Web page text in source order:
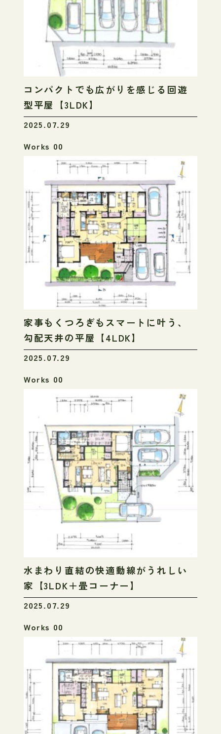
2025.07.29
コンパクトでも広がりを感じる回遊
型平屋【3LDK】
Works 00
2025.07.29
家事もくつろぎもスマートに叶う、
勾配天井の平屋【4LDK】
Works 00
2025.07.29
水まわり直結の快適動線がうれしい
家【3LDK＋畳コーナー】
Works 00